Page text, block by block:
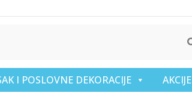
I POSLOVNE DEKORACIJE AKCIJE